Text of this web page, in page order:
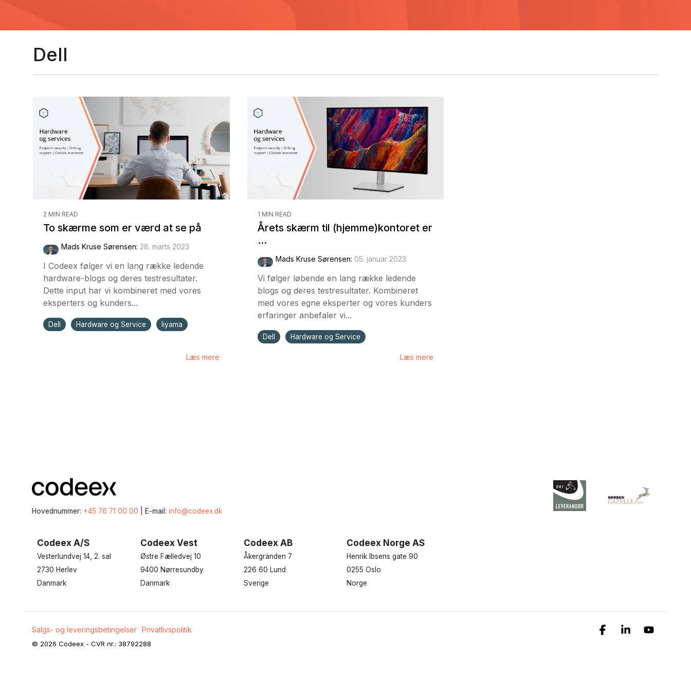
Dell
2 MIN READ
To skærme som er værd at se på
Mads Kruse Sørensen: 28. marts 2023
I Codeex følger vi en lang række ledende
hardware-blogs og deres testresultater.
Dette input har vi kombineret med vores
eksperters og kunders...
Dell Hardware og Service Iiyama
Læs mere
1 MIN READ
Årets skærm til (hjemme)kontoret er
...
Mads Kruse Sørensen: 05. januar 2023
Vi følger løbende en lang række ledende
blogs og deres testresultater. Kombineret
med vores egne eksperter og vores kunders
erfaringer anbefaler vi...
Dell Hardware og Service
Læs mere
Hovednummer: +45 76 71 00 00 | E-mail: info@codeex.dk
Codeex A/S
Vesterlundvej 14, 2. sal
2730 Herlev
Danmark
Codeex Vest
Østre Fælledvej 10
9400 Nørresundby
Danmark
Codeex AB
Åkergränden 7
226 60 Lund
Sverige
Codeex Norge AS
Henrik Ibsens gate 90
0255 Oslo
Norge
Salgs- og leveringsbetingelser Privatlivspolitik
© 2026 Codeex - CVR nr.: 38792288
FacebookLinkedin